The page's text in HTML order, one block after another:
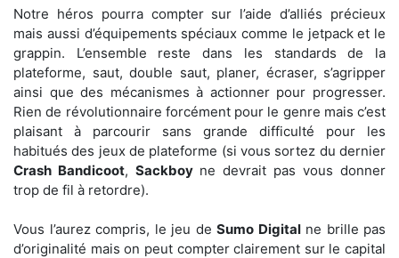
Notre héros pourra compter sur l’aide d’alliés précieux
mais aussi d’équipements spéciaux comme le jetpack et le
grappin. L’ensemble reste dans les standards de la
plateforme, saut, double saut, planer, écraser, s’agripper
ainsi que des mécanismes à actionner pour progresser.
Rien de révolutionnaire forcément pour le genre mais c’est
plaisant à parcourir sans grande difficulté pour les
habitués des jeux de plateforme (si vous sortez du dernier
Crash Bandicoot, Sackboy ne devrait pas vous donner
trop de fil à retordre).
Vous l’aurez compris, le jeu de Sumo Digitalne brille pas
d’originalité mais on peut compter clairement sur le capital